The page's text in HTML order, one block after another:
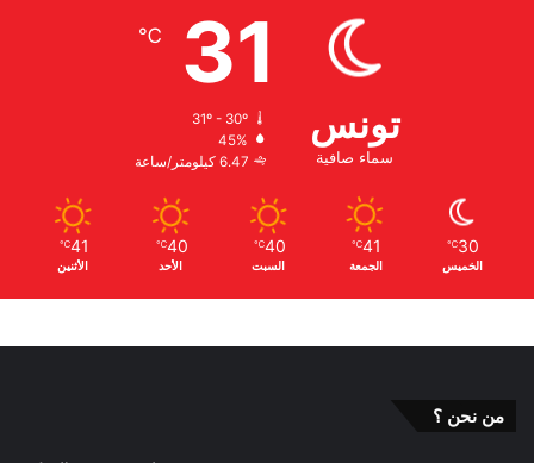
تونس
سماء صافية
31
℃
31º - 30º
45%
6.47 كيلومتر/ساعة
30
℃
الخميس
41
℃
الجمعة
40
℃
السبت
40
℃
الأحد
41
℃
الأثنين
من نحن ؟